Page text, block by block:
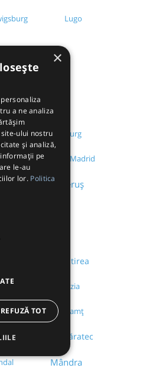
Lugo
Lunca
Lunde
Luxembourg
Lyss Madrid
Măieruș
Mânăstirea
Mânăstirea Cozia
Mănăstirea Neamţ
Mănăstirea Văratec
Mândra
×
a ne analiza
ului nostru
și analiză,
pe
le-au
lor. Politica
REFUZĂ TOT